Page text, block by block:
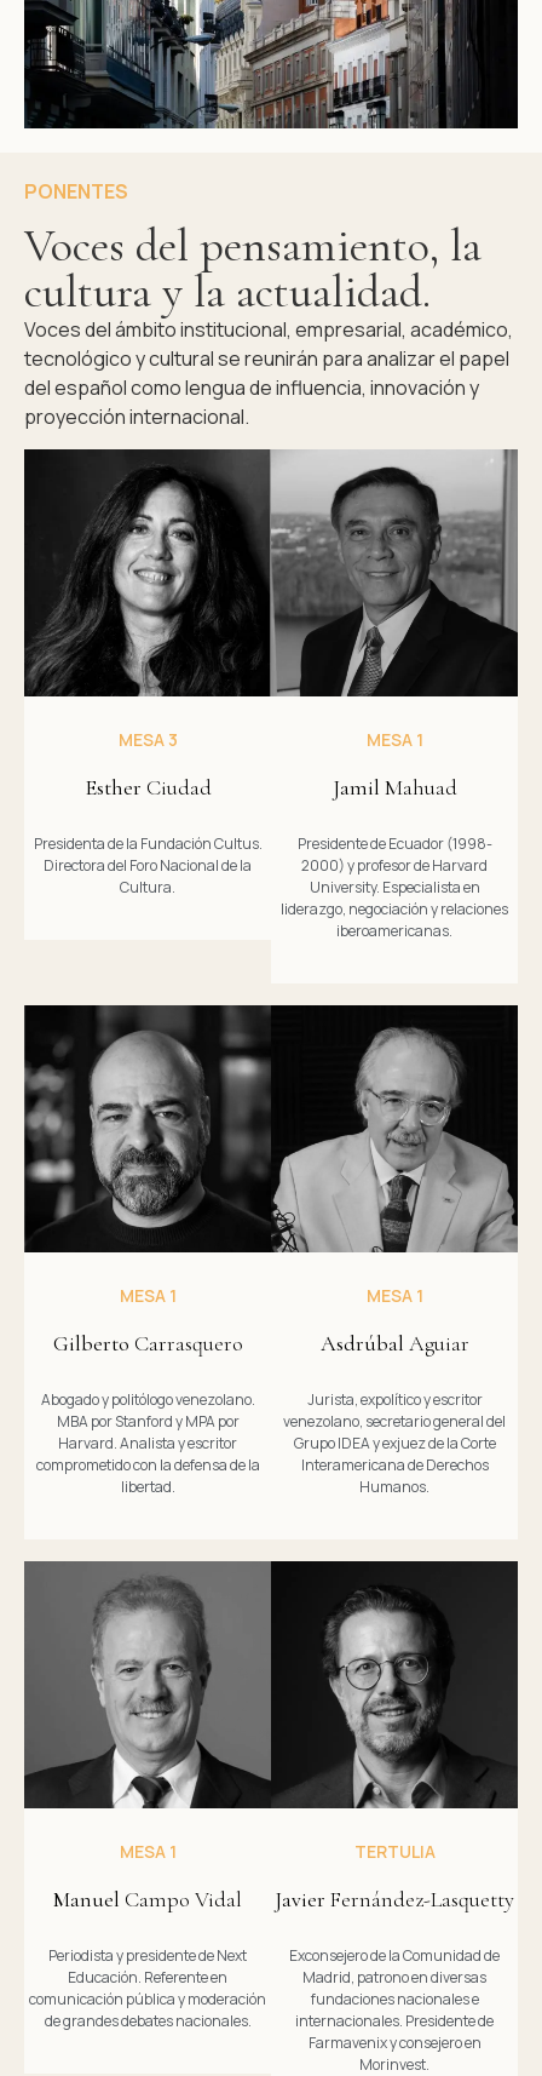
PONENTES
Voces del pensamiento, la
cultura y la actualidad.
Voces del ámbito institucional, empresarial, académico,
tecnológico y cultural se reunirán para analizar el papel
del español como lengua de influencia, innovación y
proyección internacional.
Esther Ciudad
MESA 3
Presidenta de la Fundación Cultus.
Directora del Foro Nacional de la
Cultura.
Jamil Mahuad
MESA 1
Presidente de Ecuador (1998-
2000) y profesor de Harvard
University. Especialista en
liderazgo, negociación y relaciones
iberoamericanas.
Gilberto Carrasquero
MESA 1
Abogado y politólogo venezolano.
MBA por Stanford y MPA por
Harvard. Analista y escritor
comprometido con la defensa de la
libertad.
Asdrúbal Aguiar
MESA 1
Jurista, expolítico y escritor
venezolano, secretario general del
Grupo IDEA y exjuez de la Corte
Interamericana de Derechos
Humanos.
Manuel Campo Vidal
MESA 1
Periodista y presidente de Next
Educación. Referente en
comunicación pública y moderación
de grandes debates nacionales.
Javier Fernández-Lasquetty
TERTULIA
Exconsejero de la Comunidad de
Madrid, patrono en diversas
fundaciones nacionales e
internacionales. Presidente de
Farmavenix y consejero en
Morinvest.